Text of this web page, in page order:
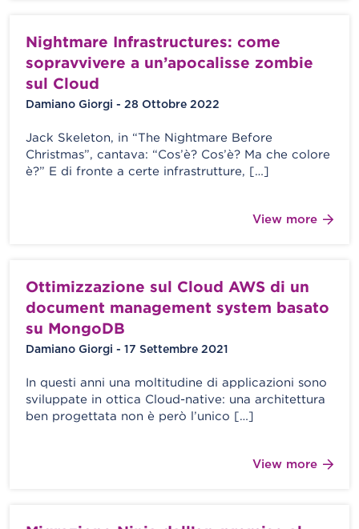
Nightmare Infrastructures: come
sopravvivere a un’apocalisse zombie
sul Cloud
Damiano Giorgi - 28 Ottobre 2022
Jack Skeleton, in “The Nightmare Before
Christmas”, cantava: “Cos’è? Cos’è? Ma che colore
è?” E di fronte a certe infrastrutture, […]
View more
Ottimizzazione sul Cloud AWS di un
document management system basato
su MongoDB
Damiano Giorgi - 17 Settembre 2021
In questi anni una moltitudine di applicazioni sono
sviluppate in ottica Cloud-native: una architettura
ben progettata non è però l’unico […]
View more